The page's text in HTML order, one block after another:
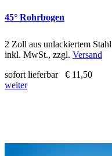
45° Rohrbogen
2 Zoll aus unlackiertem Stahl
inkl. MwSt., zzgl. Versand
sofort lieferbar
€ 11,50
weiter